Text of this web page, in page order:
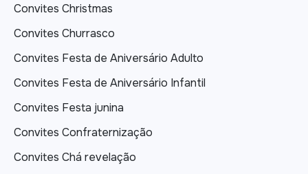
Convites Christmas
Convites Churrasco
Convites Festa de Aniversário Adulto
Convites Festa de Aniversário Infantil
Convites Festa junina
Convites Confraternização
Convites Chá revelação